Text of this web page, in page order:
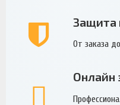
Защита
От заказа
Онлайн